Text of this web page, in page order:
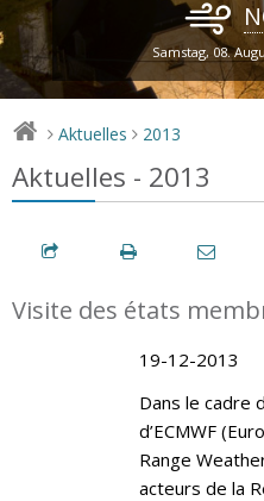
Samstag, 08.
> Aktuelles > 2013
Aktuelles - 2013
Visite des états
19-12-2013
Dans le cadre
d’ECMWF
Range
acteurs de la